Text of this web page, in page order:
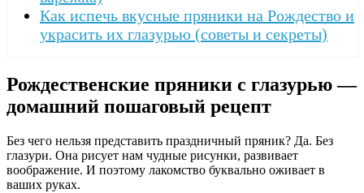
Как испечь вкусные пряники на Рождество и
украсить их глазурью (советы и секреты)
Рождественские пряники с глазурью —
домашний пошаговый рецепт
Без чего нельзя представить праздничный пряник? Да. Без
глазури. Она рисует нам чудные рисунки, развивает
воображение. И поэтому лакомство буквально оживает в
ваших руках.